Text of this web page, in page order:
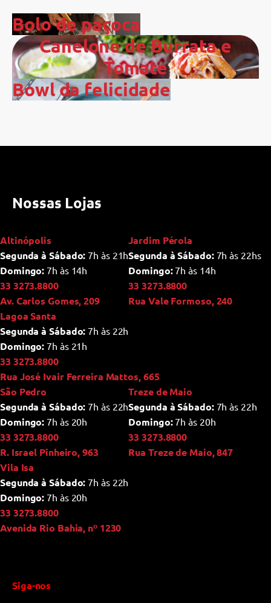
Bolo de paçoca
Canelone de Burrata e
Tomate
Bowl da felicidade
Nossas Lojas
Altinópolis
Segunda à Sábado: 7h às 21h
Domingo: 7h às 14h
33 3273.8800
Av. Carlos Gomes, 209
Jardim Pérola
Segunda à Sábado:7h às 22hs
Domingo:7h às 14h
33 3273.8800
Rua Vale Formoso, 240
Lagoa Santa
Segunda à Sábado: 7h às 22h
Domingo: 7h às 21h
33 3273.8800
Rua José Ivair Ferreira Mattos, 665
São Pedro
Segunda à Sábado: 7h às 22h
Domingo: 7h às 20h
33 3273.8800
R. Israel Pinheiro, 963
Treze de Maio
Segunda à Sábado:7h às 22h
Domingo:7h às 20h
33 3273.8800
Rua Treze de Maio, 847
Vila Isa
Segunda à Sábado: 7h às 22h
Domingo: 7h às 20h
33 3273.8800
Avenida Rio Bahia, nº 1230
Siga-nos